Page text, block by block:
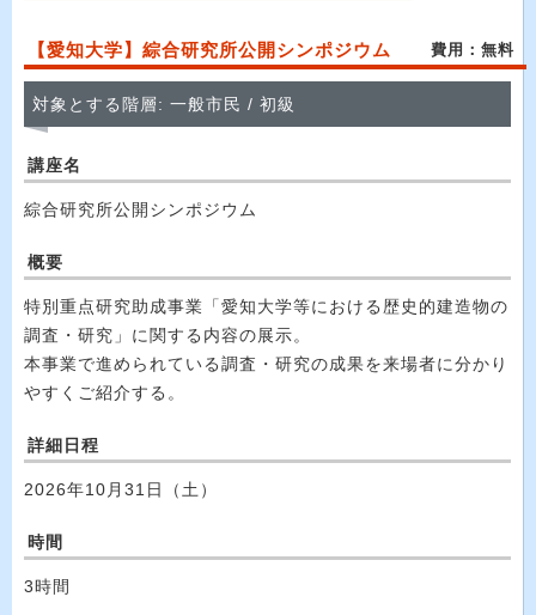
【愛知大学】綜合研究所公開シンポジウム 費用：無料
対象とする階層: 一般市民 / 初級
講座名
綜合研究所公開シンポジウム
概要
特別重点研究助成事業「愛知大学等における歴史的建造物の
調査・研究」に関する内容の展示。
本事業で進められている調査・研究の成果を来場者に分かり
やすくご紹介する。
詳細日程
2026年10月31日（土）
時間
3時間